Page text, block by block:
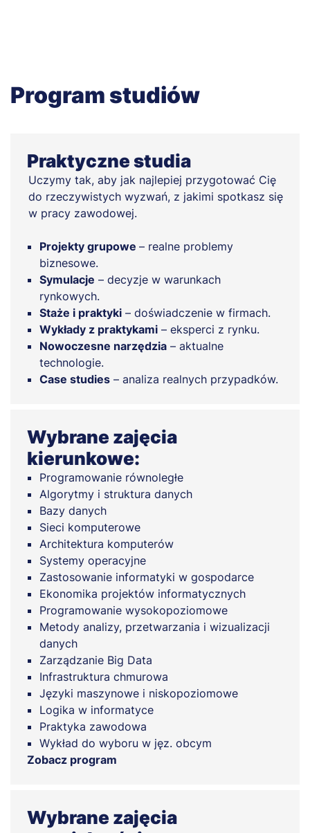
Program studiów
Praktyczne studia
Uczymy tak, aby jak najlepiej przygotować Cię
do rzeczywistych wyzwań, z jakimi spotkasz się
w pracy zawodowej.
Projekty grupowe – realne problemy
biznesowe.
Symulacje – decyzje w warunkach
rynkowych.
Staże i praktyki – doświadczenie w firmach.
Wykłady z praktykami – eksperci z rynku.
Nowoczesne narzędzia – aktualne
technologie.
Case studies – analiza realnych przypadków.
Wybrane zajęcia
kierunkowe:
Programowanie równoległe
Algorytmy i struktura danych
Bazy danych
Sieci komputerowe
Architektura komputerów
Systemy operacyjne
Zastosowanie informatyki w gospodarce
Ekonomika projektów informatycznych
Programowanie wysokopoziomowe
Metody analizy, przetwarzania i wizualizacji
danych
Zarządzanie Big Data
Infrastruktura chmurowa
Języki maszynowe i niskopoziomowe
Logika w informatyce
Praktyka zawodowa
Wykład do wyboru w jęz. obcym
Zobacz program
Wybrane zajęcia